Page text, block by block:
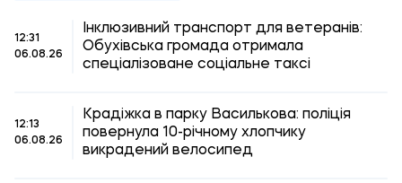
12:31
06.08.26
Інклюзивний транспорт для ветеранів:
Обухівська громада отримала
спеціалізоване соціальне таксі
12:13
06.08.26
Крадіжка в парку Василькова: поліція
повернула 10-річному хлопчику
викрадений велосипед